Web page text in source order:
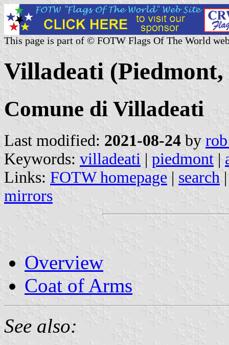
This page is part of © FOTW Flags Of The World
Villadeati
Comune di Villadeati
Last modified: 2021-08-24 by
Keywords: villadeati | piedmont |
Links: FOTW homepage | search
mirrors
Overview
Coat of Arms
See also: